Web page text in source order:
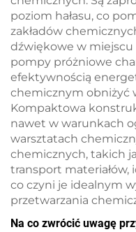
poziom hałasu, co
zakładów
dźwiękowe w miejscu
pompy próżniowe
efektywnością
chemicznym obniżyć
Kompaktowa
nawet w warunkach
warsztatach
chemicznych, takich
transport materiałów,
co czyni je idealnym
przetwarzania
Na co zwrócić uwagę